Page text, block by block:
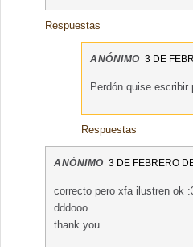
Respuestas
ANÓNIMO 3 DE
Perdón quise escribir
Respuestas
ANÓNIMO 3 DE FEBRERO
correcto pero xfa ilustren ok
dddooo
thank you